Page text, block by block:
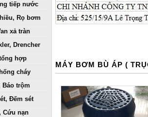
tiếp nước
Rọ bơm
xả tràn
Drencher
hợp
cháy
Báo trộm
Đếm sét
Cứu nạn
MÁY BƠM BÙ ÁP (